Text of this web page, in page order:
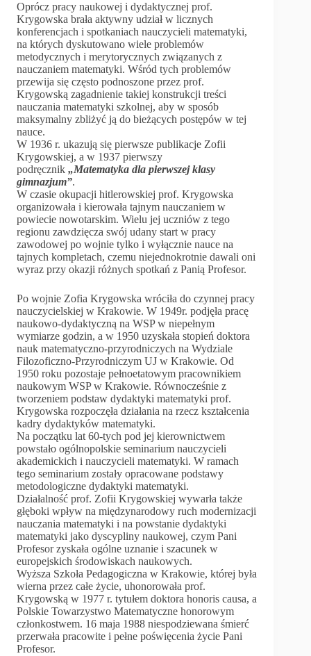
Oprócz pracy naukowej i dydaktycznej prof.
Krygowska brała aktywny udział w licznych
konferencjach i spotkaniach nauczycieli matematyki,
na których dyskutowano wiele problemów
metodycznych i merytorycznych związanych z
nauczaniem matematyki. Wśród tych problemów
przewija się często podnoszone przez prof.
Krygowską zagadnienie takiej konstrukcji treści
nauczania matematyki szkolnej, aby w sposób
maksymalny zbliżyć ją do bieżących postępów w tej
nauce.
W 1936 r. ukazują się pierwsze publikacje Zofii
Krygowskiej, a w 1937 pierwszy
podręcznik „Matematyka dla pierwszej klasy
gimnazjum”.
W czasie okupacji hitlerowskiej prof. Krygowska
organizowała i kierowała tajnym nauczaniem w
powiecie nowotarskim. Wielu jej uczniów z tego
regionu zawdzięcza swój udany start w pracy
zawodowej po wojnie tylko i wyłącznie nauce na
tajnych kompletach, czemu niejednokrotnie dawali oni
wyraz przy okazji różnych spotkań z Panią Profesor.
Po wojnie Zofia Krygowska wróciła do czynnej pracy
nauczycielskiej w Krakowie. W 1949r. podjęła pracę
naukowo-dydaktyczną na WSP w niepełnym
wymiarze godzin, a w 1950 uzyskała stopień doktora
nauk matematyczno-przyrodniczych na Wydziale
Filozoficzno-Przyrodniczym UJ w Krakowie. Od
1950 roku pozostaje pełnoetatowym pracownikiem
naukowym WSP w Krakowie. Równocześnie z
tworzeniem podstaw dydaktyki matematyki prof.
Krygowska rozpoczęła działania na rzecz kształcenia
kadry dydaktyków matematyki.
Na początku lat 60-tych pod jej kierownictwem
powstało ogólnopolskie seminarium nauczycieli
akademickich i nauczycieli matematyki. W ramach
tego seminarium zostały opracowane podstawy
metodologiczne dydaktyki matematyki.
Działalność prof. Zofii Krygowskiej wywarła także
głęboki wpływ na międzynarodowy ruch modernizacji
nauczania matematyki i na powstanie dydaktyki
matematyki jako dyscypliny naukowej, czym Pani
Profesor zyskała ogólne uznanie i szacunek w
europejskich środowiskach naukowych.
Wyższa Szkoła Pedagogiczna w Krakowie, której była
wierna przez całe życie, uhonorowała prof.
Krygowską w 1977 r. tytułem doktora honoris causa, a
Polskie Towarzystwo Matematyczne honorowym
członkostwem. 16 maja 1988 niespodziewana śmierć
przerwała pracowite i pełne poświęcenia życie Pani
Profesor.